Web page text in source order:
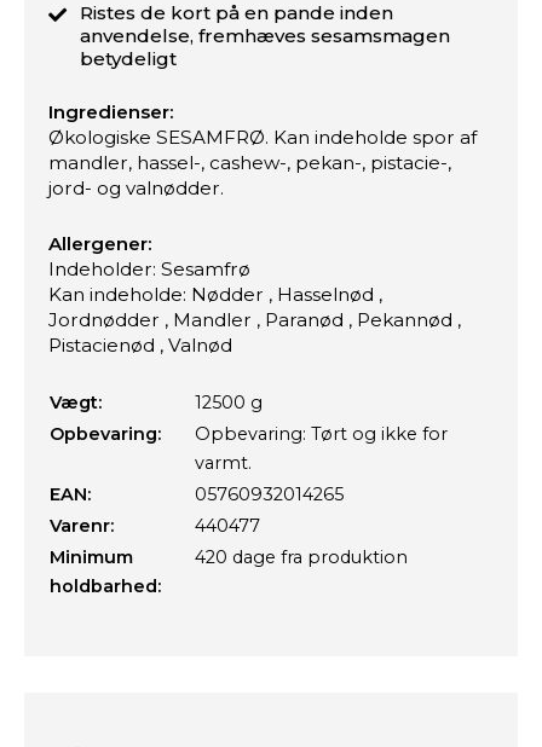
Ristes de kort på en pande inden
anvendelse, fremhæves sesamsmagen
betydeligt
Ingredienser:
Økologiske SESAMFRØ. Kan indeholde spor af
mandler, hassel-, cashew-, pekan-, pistacie-,
jord- og valnødder.
Allergener:
Indeholder: Sesamfrø
Kan indeholde: Nødder , Hasselnød ,
Jordnødder , Mandler , Paranød , Pekannød ,
Pistacienød , Valnød
Vægt:
12500 g
Opbevaring:
Opbevaring: Tørt og ikke for
varmt.
EAN:
05760932014265
Varenr:
440477
Minimum
holdbarhed:
420 dage fra produktion